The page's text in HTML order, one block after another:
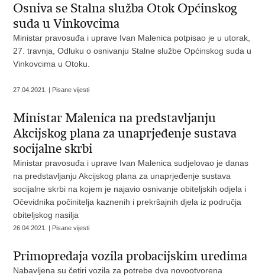
Osniva se Stalna služba Otok Općinskog
suda u Vinkovcima
Ministar pravosuđa i uprave Ivan Malenica potpisao je u utorak,
27. travnja, Odluku o osnivanju Stalne službe Općinskog suda u
Vinkovcima u Otoku.
27.04.2021. | Pisane vijesti
Ministar Malenica na predstavljanju
Akcijskog plana za unaprjeđenje sustava
socijalne skrbi
Ministar pravosuđa i uprave Ivan Malenica sudjelovao je danas
na predstavljanju Akcijskog plana za unaprjeđenje sustava
socijalne skrbi na kojem je najavio osnivanje obiteljskih odjela i
Očevidnika počinitelja kaznenih i prekršajnih djela iz područja
obiteljskog nasilja
26.04.2021. | Pisane vijesti
Primopredaja vozila probacijskim uredima
Nabavljena su četiri vozila za potrebe dva novootvorena